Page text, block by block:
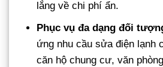
lắng về chi phí ẩn.
Phục vụ đa dạng đối
ứng nhu cầu sửa điện lạnh
căn hộ chung cư, văn